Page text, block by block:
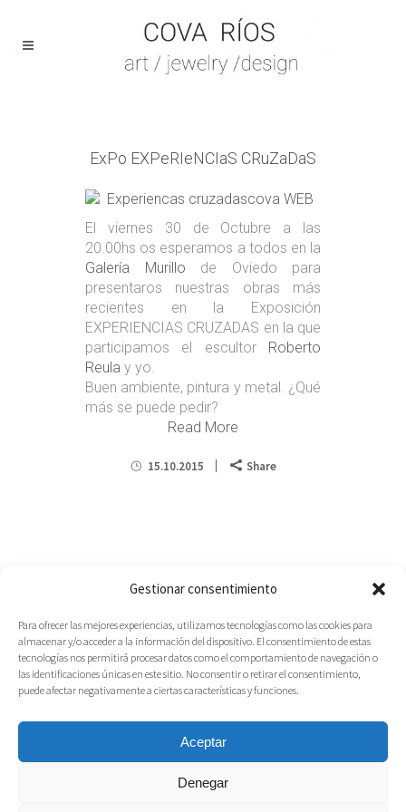
Gestionar consentimiento
Para ofrecer las mejores experiencias, utilizamos tecnologías como las cookies para
almacenar y/o acceder a la información del dispositivo. El consentimiento de estas
tecnologías nos permitirá procesar datos como el comportamiento de navegación o
las identificaciones únicas en este sitio. No consentir o retirar el consentimiento,
puede afectar negativamente a ciertas características y funciones.
Aceptar
Denegar
ExPo EXPeRIeNCIaS CRuZaDaS
El viernes 30 de Octubre a las
20.00hs os esperamos a todos en la
Galería Murillo de Oviedo para
presentaros nuestras obras más
recientes en la Exposición
EXPERIENCIAS CRUZADAS en la que
participamos el escultor Roberto
Reula y yo.
Buen ambiente, pintura y metal. ¿Qué
más se puede pedir?
Read More
15.10.2015 Share